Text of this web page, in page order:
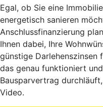
Egal, ob Sie eine
energetisch sanieren
Anschlussfinanzierung
Ihnen dabei, Ihre
günstige Darlehenszinsen
das genau funktioniert
Bausparvertrag
Video.